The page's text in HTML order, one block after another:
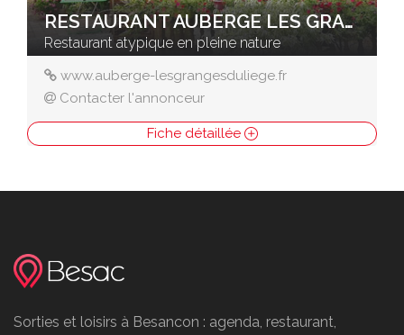
RESTAURANT AUBERGE LES GRANGES DU LIÈGE
Restaurant atypique en pleine nature
www.auberge-lesgrangesduliege.fr
Contacter l'annonceur
Fiche détaillée
Sorties et loisirs à Besancon : agenda, restaurant,